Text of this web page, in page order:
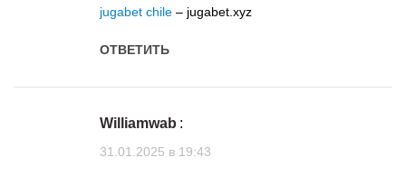
jugabet chile – jugabet.xyz
ОТВЕТИТЬ
Williamwab :
31.01.2025 в 19:43